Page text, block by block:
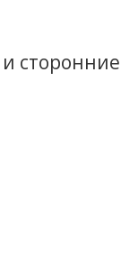
сторонние